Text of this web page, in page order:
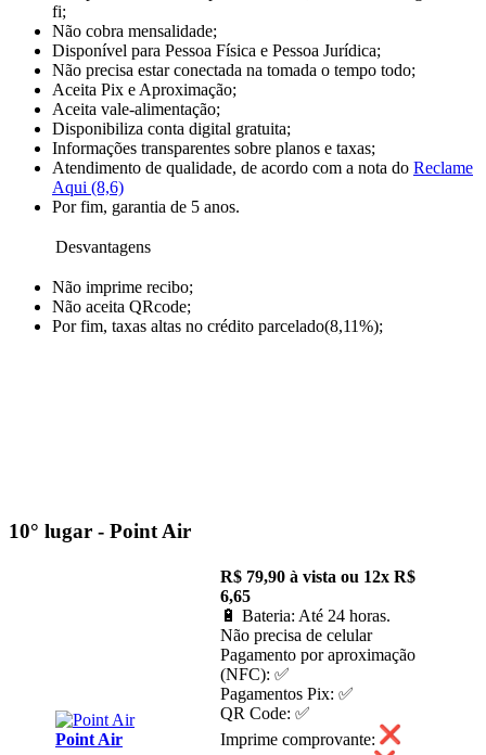
fi;
Não cobra mensalidade;
Disponível para Pessoa Física e Pessoa Jurídica;
Não precisa estar conectada na tomada o tempo todo;
Aceita Pix e Aproximação;
Aceita vale-alimentação;
Disponibiliza conta digital gratuita;
Informações transparentes sobre planos e taxas;
Atendimento de qualidade, de acordo com a nota do Reclame
Aqui (8,6)
Por fim, garantia de 5 anos.
Desvantagens
Não imprime recibo;
Não aceita QRcode;
Por fim, taxas altas no crédito parcelado(8,11%);
10° lugar - Point Air
Point Air
R$ 79,90 à vista ou 12x R$
6,65
🔋 Bateria: Até 24 horas.
Não precisa de celular
Pagamento por aproximação
(NFC): ✅
Pagamentos Pix: ✅
QR Code: ✅
Imprime comprovante: